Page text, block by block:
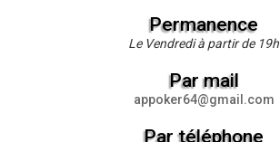
Permanence
Le Vendredi à partir de 19h
Par mail
appoker64@gmail.com
Par téléphone